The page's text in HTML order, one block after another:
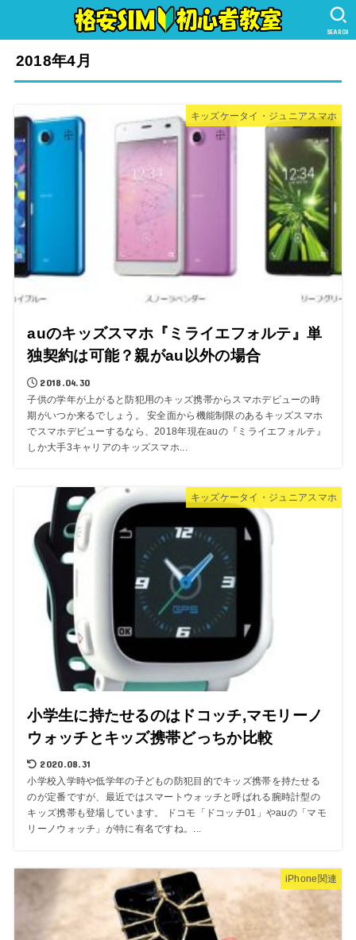
SEARCH
2018年4月
キッズケータイ・ジュニアスマホ
auのキッズスマホ『ミライエフォルテ』単
独契約は可能？親がau以外の場合
2018.04.30
子供の学年が上がると防犯用のキッズ携帯からスマホデビューの時
期がいつか来るでしょう。 安全面から機能制限のあるキッズスマホ
でスマホデビューするなら、2018年現在auの『ミライエフォルテ』
しか大手3キャリアのキッズスマホ...
キッズケータイ・ジュニアスマホ
小学生に持たせるのはドコッチ,マモリーノ
ウォッチとキッズ携帯どっちか比較
2020.08.31
小学校入学時や低学年の子どもの防犯目的でキッズ携帯を持たせる
のが定番ですが、最近ではスマートウォッチと呼ばれる腕時計型の
キッズ携帯も登場しています。 ドコモ「ドコッチ01」やauの「マモ
リーノウォッチ」が特に有名ですね。...
iPhone関連